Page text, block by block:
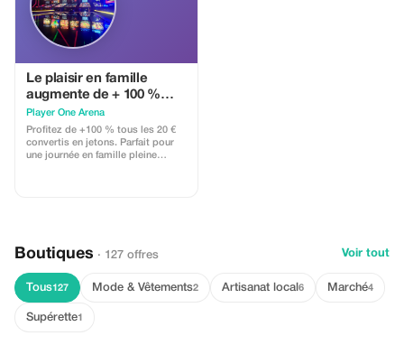
Le plaisir en famille
augmente de + 100 %
pour chaque tranche de
20 € convertie en jetons.
Player One Arena
Profitez de +100 % tous les 20 €
convertis en jetons. Parfait pour
une journée en famille pleine
Boutiques · 127 offres Voir tout
Tous127 Mode & Vêtements2 Artisanat local 6 Marché4
Supérette1